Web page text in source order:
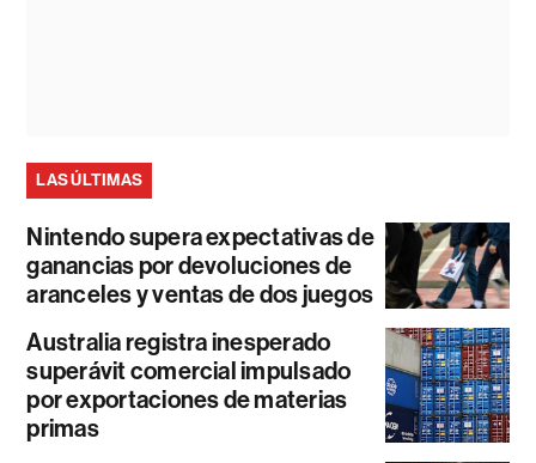
LAS ÚLTIMAS
Nintendo supera expectativas de
ganancias por devoluciones de
aranceles y ventas de dos juegos
Australia registra inesperado
superávit comercial impulsado
por exportaciones de materias
primas